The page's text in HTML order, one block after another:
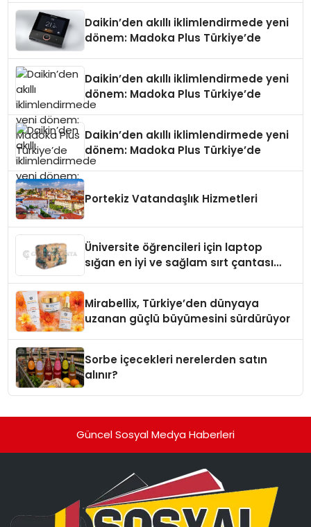
Daikin’den akıllı iklimlendirmede yeni
dönem: Madoka Plus Türkiye’de
Daikin’den akıllı iklimlendirmede yeni
dönem: Madoka Plus Türkiye’de
Daikin’den akıllı iklimlendirmede yeni
dönem: Madoka Plus Türkiye’de
Portekiz Vatandaşlık Hizmetleri
Üniversite öğrencileri için laptop
sığan en iyi ve sağlam sırt çantası
Mirabellix, Türkiye’den dünyaya
uzanan güçlü büyümesini sürdürüyor
Sorbe içecekleri nerelerden satın
alınır?
Güncel Sosyal Medya Haberleri